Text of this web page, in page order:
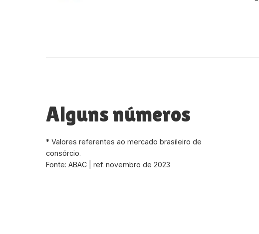
Alguns números
* Valores referentes ao mercado brasileiro de
consórcio.
Fonte: ABAC | ref. novembro de 2023